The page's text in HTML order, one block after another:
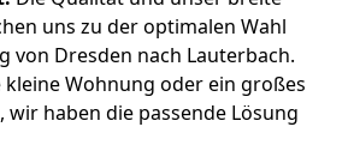
uns zu der optimalen Wahl
von Dresden nach Lauterbach.
kleine Wohnung oder ein großes
wir haben die passende Lösung